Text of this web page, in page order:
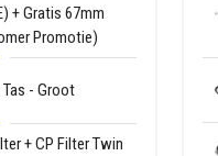
+ Gratis 67mm
Promotie)
- Groot
+ CP Filter Twin